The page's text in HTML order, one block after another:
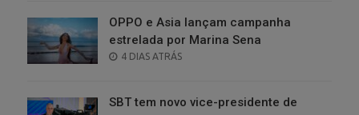
OPPO e Asia lançam campanha
estrelada por Marina Sena
POSTED
4 DIAS ATRÁS
SBT tem novo vice-presidente de